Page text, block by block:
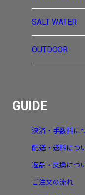
SALT WATER
OUTDOOR
GUIDE
決済・手数料に
配送・送料につ
返品・交換につ
ご注文の流れ